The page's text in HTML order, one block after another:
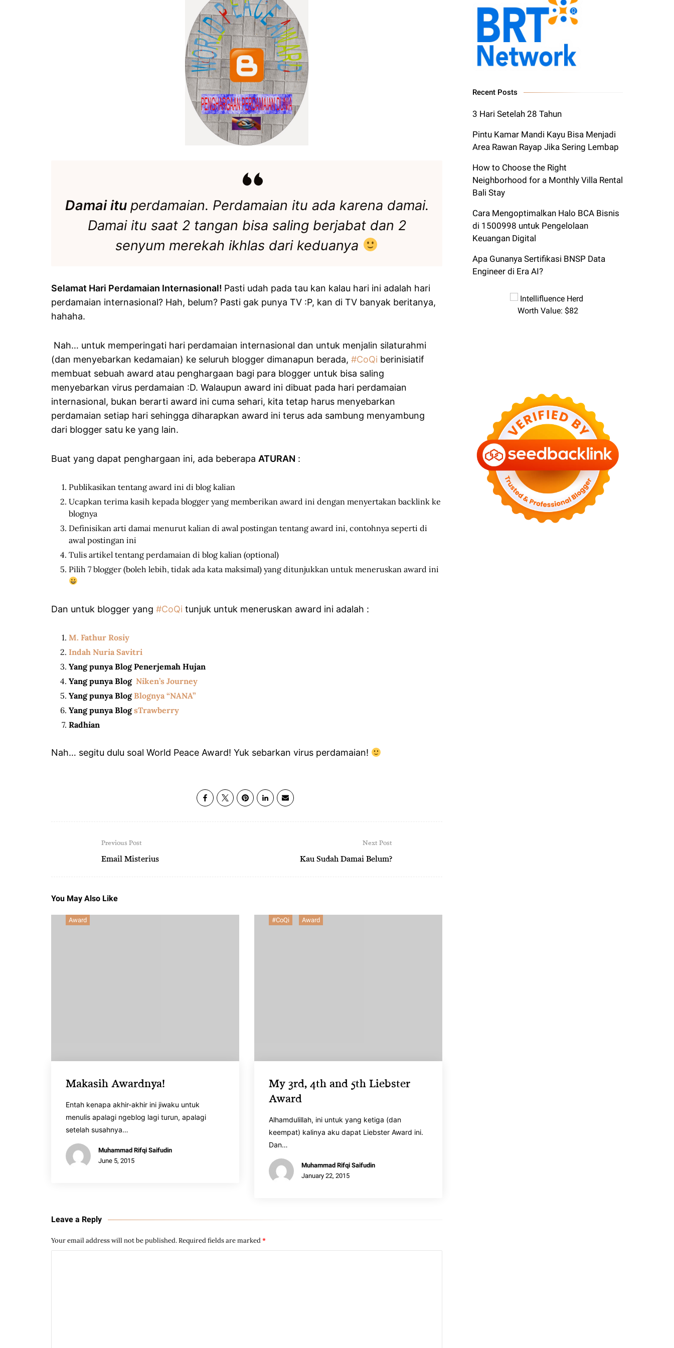
Damai itu perdamaian. Perdamaian itu ada karena damai.
Damai itu saat 2 tangan bisa saling berjabat dan 2
senyum merekah ikhlas dari keduanya
Selamat Hari Perdamaian Internasional! Pasti udah pada tau kan kalau hari ini adalah hari
perdamaian internasional? Hah, belum? Pasti gak punya TV :P, kan di TV banyak beritanya,
hahaha.
Nah… untuk memperingati hari perdamaian internasional dan untuk menjalin silaturahmi
(dan menyebarkan kedamaian) ke seluruh blogger dimanapun berada, #CoQi berinisiatif
membuat sebuah award atau penghargaan bagi para blogger untuk bisa saling
menyebarkan virus perdamaian :D. Walaupun award ini dibuat pada hari perdamaian
internasional, bukan berarti award ini cuma sehari, kita tetap harus menyebarkan
perdamaian setiap hari sehingga diharapkan award ini terus ada sambung menyambung
dari blogger satu ke yang lain.
Buat yang dapat penghargaan ini, ada beberapa ATURAN :
Publikasikan tentang award ini di blog kalian
Ucapkan terima kasih kepada blogger yang memberikan award ini dengan menyertakan backlink ke
blognya
Definisikan arti damai menurut kalian di awal postingan tentang award ini, contohnya seperti di
awal postingan ini
Tulis artikel tentang perdamaian di blog kalian (optional)
Pilih 7 blogger (boleh lebih, tidak ada kata maksimal) yang ditunjukkan untuk meneruskan award ini
Dan untuk blogger yang #CoQi tunjuk untuk meneruskan award ini adalah :
M. Fathur Rosiy
Indah Nuria Savitri
Yang punya Blog Penerjemah Hujan
Yang punya Blog Niken’s Journey
Yang punya BlogBlognya “NANA”
Yang punya BlogsTrawberry
Radhian
Nah… segitu dulu soal World Peace Award! Yuk sebarkan virus perdamaian!
Previous Post
Email Misterius
Next Post
Kau Sudah Damai Belum?
You May Also Like
Award
Makasih Awardnya!
Entah kenapa akhir-akhir ini jiwaku untuk
menulis apalagi ngeblog lagi turun, apalagi
setelah susahnya…
Muhammad Rifqi Saifudin
June 5, 2015
#CoQi Award
My 3rd, 4th and 5th Liebster
Award
Alhamdulillah, ini untuk yang ketiga (dan
keempat) kalinya aku dapat Liebster Award ini.
Dan…
Muhammad Rifqi Saifudin
January 22, 2015
Leave a Reply
Your email address will not be published.Required fields are marked*
Recent Posts
3 Hari Setelah 28 Tahun
Pintu Kamar Mandi Kayu Bisa Menjadi
Area Rawan Rayap Jika Sering Lembap
How to Choose the Right
Neighborhood for a Monthly Villa Rental
Bali Stay
Cara Mengoptimalkan Halo BCA Bisnis
di 1500998 untuk Pengelolaan
Keuangan Digital
Apa Gunanya Sertifikasi BNSP Data
Engineer di Era AI?